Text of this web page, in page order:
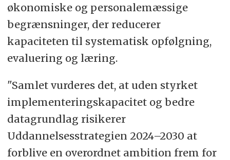
økonomiske og personalemæssige
begrænsninger, der reducerer
kapaciteten til systematisk opfølgning,
evaluering og læring.
"Samlet vurderes det, at uden styrket
implementeringskapacitet og bedre
datagrundlag risikerer
Uddannelsesstrategien 2024–2030 at
forblive en overordnet ambition frem for